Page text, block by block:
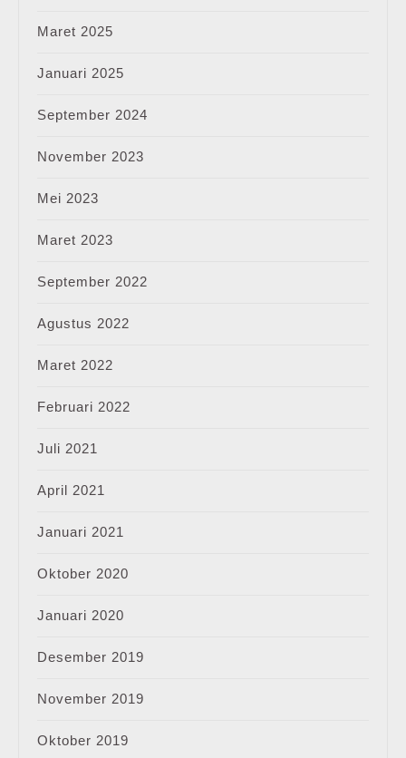
Maret 2025
Januari 2025
September 2024
November 2023
Mei 2023
Maret 2023
September 2022
Agustus 2022
Maret 2022
Februari 2022
Juli 2021
April 2021
Januari 2021
Oktober 2020
Januari 2020
Desember 2019
November 2019
Oktober 2019